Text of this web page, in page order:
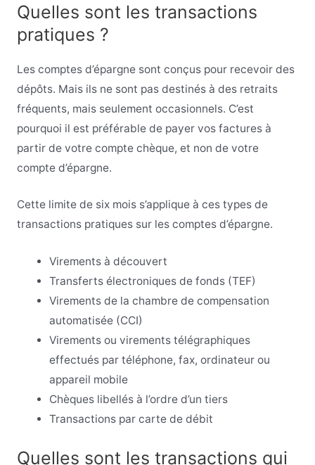
Quelles sont les transactions
pratiques ?
Les comptes d’épargne sont conçus pour recevoir des
dépôts. Mais ils ne sont pas destinés à des retraits
fréquents, mais seulement occasionnels. C’est
pourquoi il est préférable de payer vos factures à
partir de votre compte chèque, et non de votre
compte d’épargne.
Cette limite de six mois s’applique à ces types de
transactions pratiques sur les comptes d’épargne.
Virements à découvert
Transferts électroniques de fonds (TEF)
Virements de la chambre de compensation
automatisée (CCI)
Virements ou virements télégraphiques
effectués par téléphone, fax, ordinateur ou
appareil mobile
Chèques libellés à l’ordre d’un tiers
Transactions par carte de débit
Quelles sont les transactions qui